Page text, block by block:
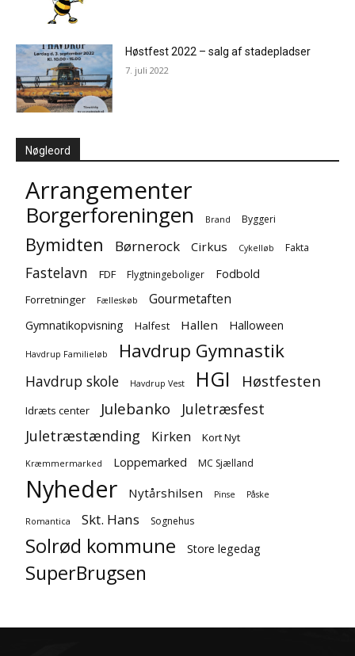
Høstfest 2022 – salg af stadepladser
7. juli 2022
Nøgleord
Arrangementer
Borgerforeningen Brand Byggeri
Bymidten Børnerock Cirkus Cykelløb Fakta
Fastelavn FDF Flygtningeboliger Fodbold
Forretninger Fælleskøb Gourmetaften
Gymnatikopvisning Halfest Hallen Halloween
Havdrup Familieløb Havdrup Gymnastik
Havdrup skole Havdrup Vest HGI Høstfesten
Idræts center Julebanko Juletræsfest
Juletræstænding Kirken Kort Nyt
Kræmmermarked Loppemarked MC Sjælland
Nyheder Nytårshilsen Pinse Påske
Romantica Skt. Hans Sognehus
Solrød kommune Store legedag
SuperBrugsen